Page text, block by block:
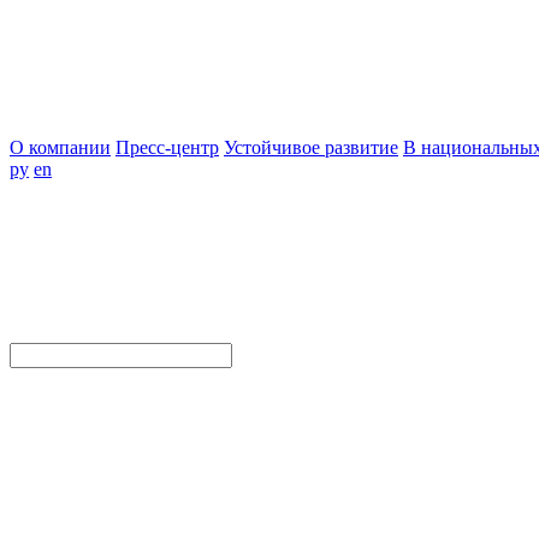
О компании Пресс-центр Устойчивое развитие В
ру en